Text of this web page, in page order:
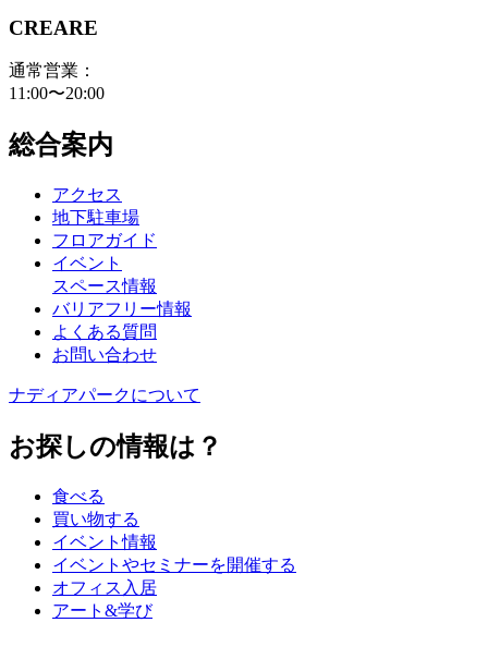
CREARE
通常営業：
11:00〜20:00
総合案内
アクセス
地下駐車場
フロアガイド
イベント
スペース情報
バリアフリー情報
よくある質問
お問い合わせ
ナディアパークについて
お探しの情報は？
食べる
買い物する
イベント情報
イベントやセミナーを開催する
オフィス入居
アート&学び